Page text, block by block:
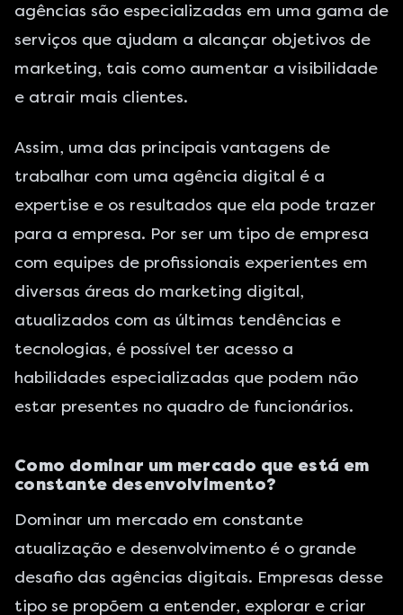
agências são especializadas em uma gama de
serviços que ajudam a alcançar objetivos de
marketing, tais como aumentar a visibilidade
e atrair mais clientes.
Assim, uma das principais vantagens de
trabalhar com uma agência digital é a
expertise e os resultados que ela pode trazer
para a empresa. Por ser um tipo de empresa
com equipes de profissionais experientes em
diversas áreas do marketing digital,
atualizados com as últimas tendências e
tecnologias, é possível ter acesso a
habilidades especializadas que podem não
estar presentes no quadro de funcionários.
Como dominar um mercado que está em
constante desenvolvimento?
Dominar um mercado em constante
atualização e desenvolvimento é o grande
desafio das agências digitais. Empresas desse
tipo se propõem a entender, explorar e criar